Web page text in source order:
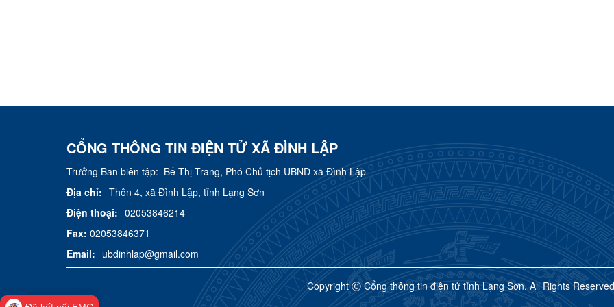
CỔNG THÔNG TIN ĐIỆN TỬ XÃ ĐÌNH LẬP
Trưởng Ban biên tập: Bế Thị Trang, Phó Chủ tịch UBND xã Đình Lập
Địa chỉ: Thôn 4, xã Đình Lập, tỉnh Lạng Sơn
Điện thoại: 02053846214
Fax: 02053846371
Email: ubdinhlap@gmail.com
Copyright Ⓒ Cổng thông tin điện tử tỉnh Lạng Sơn. All Rights Reserved